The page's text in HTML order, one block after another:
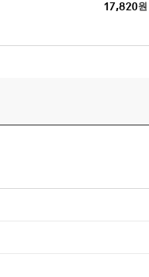
17,820원